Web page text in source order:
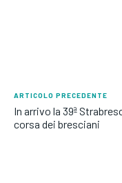
ARTICOLO PRECEDENTE
In arrivo la 39ª
corsa dei bresciani